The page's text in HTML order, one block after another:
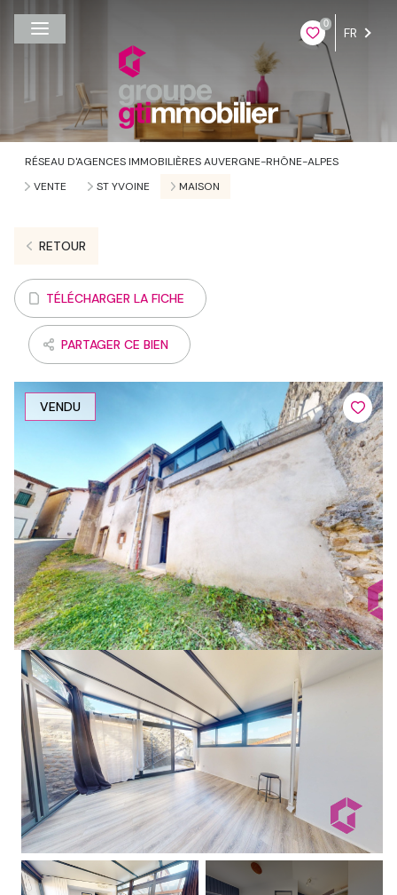
0
FR
RÉSEAU D'AGENCES IMMOBILIÈRES AUVERGNE-RHÔNE-ALPES
VENTE
ST YVOINE MAISON
RETOUR
TÉLÉCHARGER LA FICHE
PARTAGER CE BIEN
VENDU